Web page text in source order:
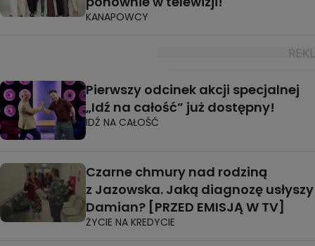
KANAPOWCY
Pierwszy odcinek akcji specjalnej
„Idź na całość” już dostępny!
IDŹ NA CAŁOŚĆ
Czarne chmury nad rodziną
z Jazowska. Jaką diagnozę usłyszy
Damian? [PRZED EMISJĄ W TV]
ŻYCIE NA KREDYCIE